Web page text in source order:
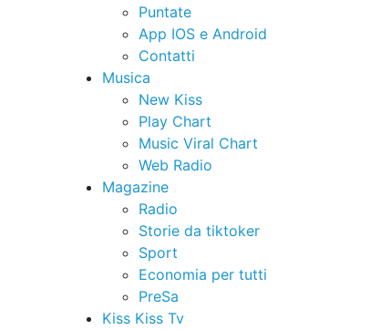
Puntate
App IOS e Android
Contatti
Musica
New Kiss
Play Chart
Music Viral Chart
Web Radio
Magazine
Radio
Storie da tiktoker
Sport
Economia per tutti
PreSa
Kiss Kiss Tv